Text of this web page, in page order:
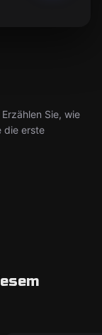
Sie, wie
die erste